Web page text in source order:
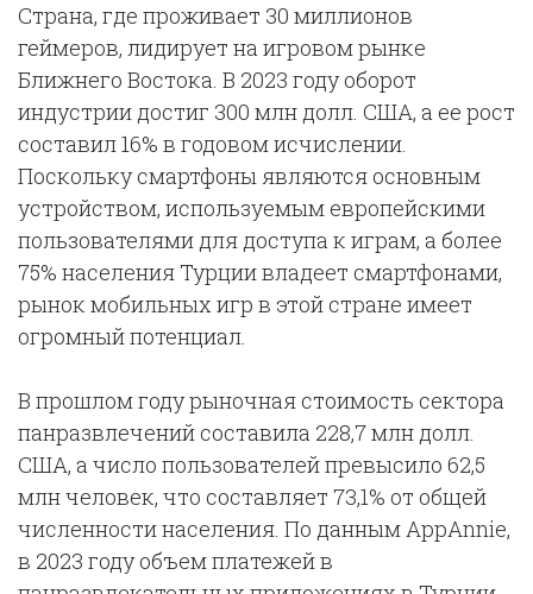
Страна, где проживает 30 миллионов
геймеров, лидирует на игровом рынке
Ближнего Востока. В 2023 году оборот
индустрии достиг 300 млн долл. США, а ее рост
составил 16% в годовом исчислении.
Поскольку смартфоны являются основным
устройством, используемым европейскими
пользователями для доступа к играм, а более
75% населения Турции владеет смартфонами,
рынок мобильных игр в этой стране имеет
огромный потенциал.
В прошлом году рыночная стоимость сектора
панразвлечений составила 228,7 млн долл.
США, а число пользователей превысило 62,5
млн человек, что составляет 73,1% от общей
численности населения. По данным AppAnnie,
в 2023 году объем платежей в